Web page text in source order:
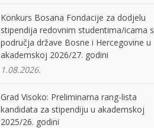
Konkurs Bosana Fondacije za dodjelu
stipendija redovnim studentima/icama s
područja države Bosne i Hercegovine u
akademskoj 2026/27. godini
1.08.2026.
Grad Visoko: Preliminarna rang-lista
kandidata za stipendiju u akademskoj
2025/26. godini